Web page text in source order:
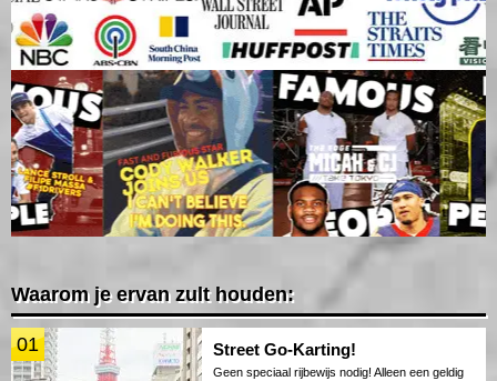
Waarom je ervan zult houden:
01 Street Go-Karting!
Geen speciaal rijbewijs nodig! Alleen een geldig